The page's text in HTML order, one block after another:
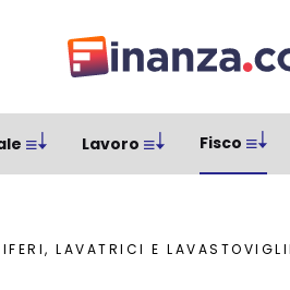
Lavoro Fisco
LAVATRICI E LAVASTOVIGLIE: